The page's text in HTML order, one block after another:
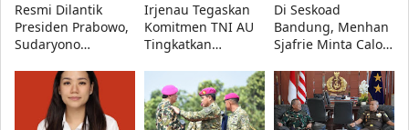
Resmi Dilantik
Presiden Prabowo,
Sudaryono
Transparan dan
Bebas Konflik
Kepentingan
Irjenau Tegaskan
Komitmen TNI AU
Tingkatkan
Rumah Dinas
Prajurit dan Tata
Kelola Persediaan
Di Seskoad
Bandung, Menhan
Sjafrie Minta Calon
Siap Hadapi
Perang Informasi